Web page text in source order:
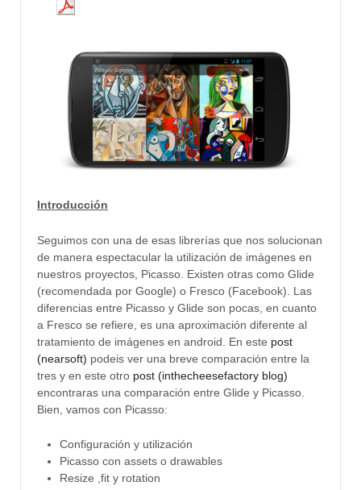
Introducción
Seguimos con una de esas librerías que nos solucionan
de manera espectacular la utilización de imágenes en
nuestros proyectos, Picasso. Existen otras como Glide
(recomendada por Google) o Fresco (Facebook). Las
diferencias entre Picasso y Glide son pocas, en cuanto
a Fresco se refiere, es una aproximación diferente al
tratamiento de imágenes en android. En este post
(nearsoft) podeis ver una breve comparación entre la
tres y en este otro post (inthecheesefactory blog)
encontraras una comparación entre Glide y Picasso.
Bien, vamos con Picasso:
Configuración y utilización
Picasso con assets o drawables
Resize ,fit y rotation